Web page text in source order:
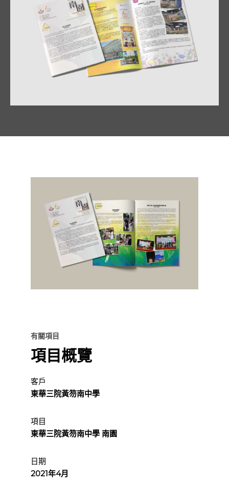
有關項目
項目概覽
客戶
東華三院黃笏南中學
項目
東華三院黃笏南中學 南園
日期
2021年4月